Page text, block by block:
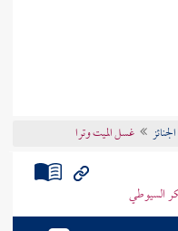
غسل الميت وترا
السيوطي